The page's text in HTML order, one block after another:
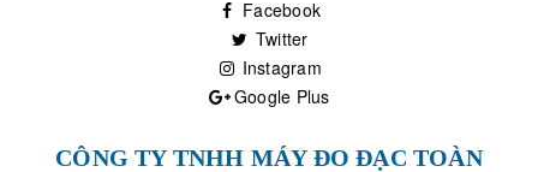
Facebook
Twitter
Instagram
Google Plus
CÔNG TY TNHH MÁY ĐO ĐẠC TOÀN